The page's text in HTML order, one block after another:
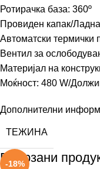
Ротирачка база: 360º
Провиден капак/
Автоматски термички
Вентил за
Материјал на
Моќност: 480 W/
Дополнителни
ТЕЖИНА
Поврзани
-18%